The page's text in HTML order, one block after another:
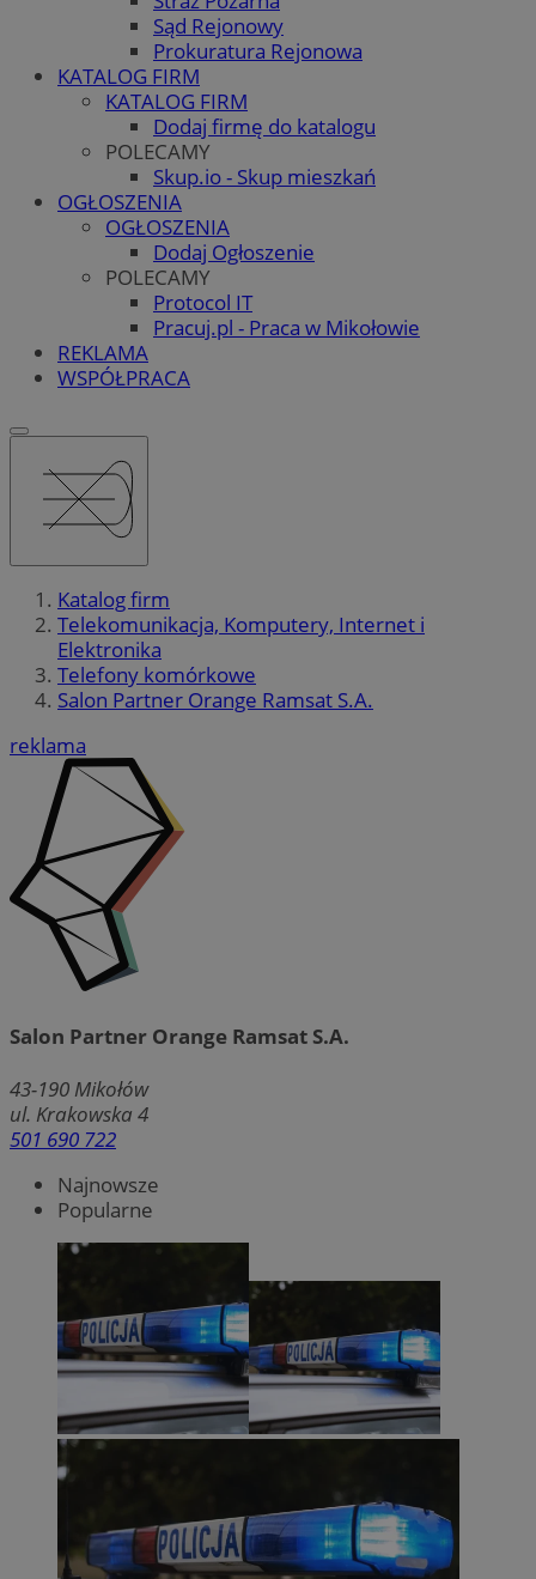
Sąd Rejonowy
Prokuratura Rejonowa
KATALOG FIRM
KATALOG FIRM
Dodaj firmę do katalogu
POLECAMY
Skup.io - Skup mieszkań
OGŁOSZENIA
OGŁOSZENIA
Dodaj Ogłoszenie
POLECAMY
Protocol IT
Pracuj.pl - Praca w Mikołowie
REKLAMA
WSPÓŁPRACA
Katalog firm
Telekomunikacja, Komputery, Internet i
Elektronika
Telefony komórkowe
Salon Partner Orange Ramsat S.A.
reklama
Salon Partner Orange Ramsat S.A.
43-190 Mikołów
ul. Krakowska 4
501 690 722
Najnowsze
Popularne